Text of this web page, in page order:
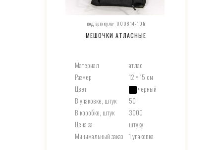
код артикула: 000814-10h
МЕШОЧКИ АТЛАСНЫЕ
Материал
атлас
Размер
12 × 15 см
Цвет
черный
В упаковке, штук
50
В коробке, штук
3000
Цена за
штуку
Минимальный заказ
1 упаковка